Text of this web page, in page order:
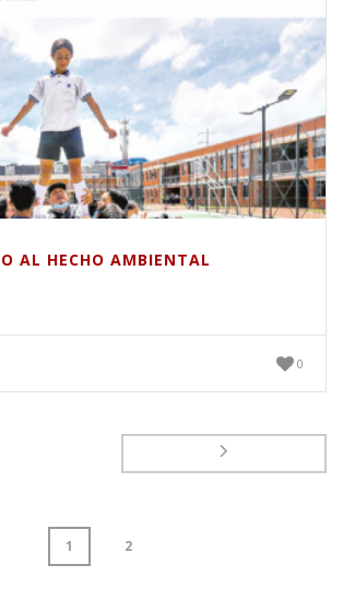
AL HECHO AMBIENTAL
0
1 2